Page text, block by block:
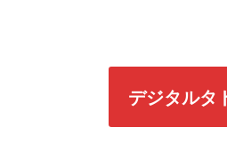
デジタルタ